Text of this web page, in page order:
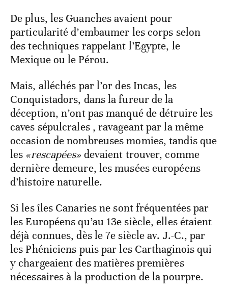
De plus, les Guanches avaient pour
particularité d’embaumer les corps selon
des techniques rappelant l’Egypte, le
Mexique ou le Pérou.
Mais, alléchés par l’or des Incas, les
Conquistadors, dans la fureur de la
déception, n’ont pas manqué de détruire les
caves sépulcrales , ravageant par la même
occasion de nombreuses momies, tandis que
les «rescapées» devaient trouver, comme
dernière demeure, les musées européens
d’histoire naturelle.
Si les îles Canaries ne sont fréquentées par
les Européens qu’au 13e siècle, elles étaient
déjà connues, dès le 7e siècle av. J.-C., par
les Phéniciens puis par les Carthaginois qui
y chargeaient des matières premières
nécessaires à la production de la pourpre.